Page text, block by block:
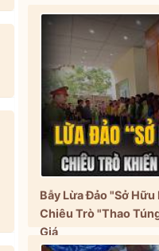
Bẫy Lừa Đảo "Sở
Chiêu Trò "Thao
Giá